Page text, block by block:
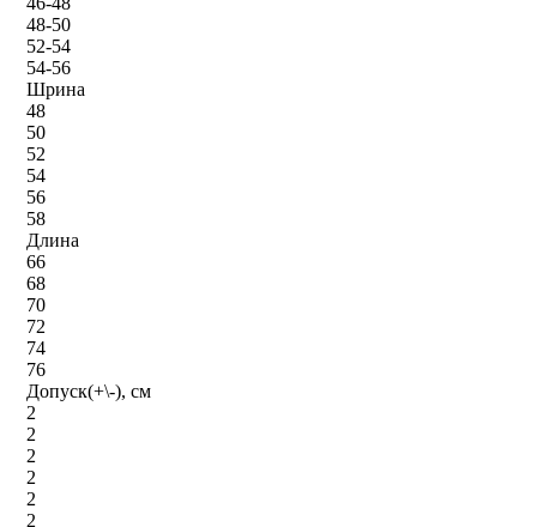
48-50
52-54
54-56
Шрина
48
50
52
54
56
58
Длина
66
68
70
72
74
76
Допуск(+\-), см
2
2
2
2
2
2